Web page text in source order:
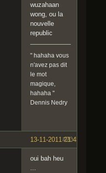
wuzahaan
wong, ou la
nouvelle
republic
" hahaha vous
n'avez pas dit
le mot
magique,
hahaha "
Dennis Nedry
#20
13-11-2011 21:43:53
oui bah heu
...